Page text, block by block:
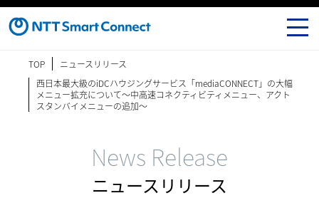
TOP
ニュースリリース
西日本最大級のiDCハウジングサービス「mediaCONNECT」の大幅
メニュー拡充について～中高速コネクティビティメニュー、アクト
スタンバイメニューの追加～
News Release
ニュースリリース